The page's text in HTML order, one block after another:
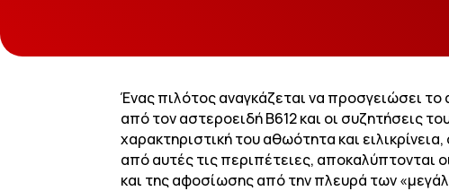
Ένας πιλότος αναγκάζεται να προσγειώσει
από τον αστεροειδή Β612 και οι συζητήσεις
χαρακτηριστική του αθωότητα και
από αυτές τις περιπέτειες, αποκαλύπτονται
και της αφοσίωσης από την πλευρά των